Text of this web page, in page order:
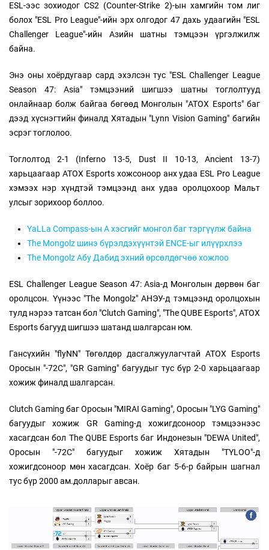
ESL-ээс зохиодог CS2 (Counter-Strike 2)-ын хамгийн том лиг
болох "ESL Pro League"-ийн эрх олгодог 47 дахь удаагийн "ESL
Challenger League"-ийн Азийн шатны тэмцээн үргэлжилж
байна.
Энэ оны хоёрдугаар сард эхэлсэн тус "ESL Challenger League
Season 47: Asia" тэмцээний шигшээ шатны тоглолтууд
онлайнаар болж байгаа бөгөөд Монголын "ATOX Esports" баг
дээд хүснэгтийн финалд Хятадын "Lynn Vision Gaming" багийн
эсрэг тоглолоо.
Тоглолтод 2-1 (Inferno 13-5, Dust II 10-13, Ancient 13-7)
харьцаагаар ATOX Esports хожсоноор анх удаа ESL Pro League
хэмээх нэр хүндтэй тэмцээнд анх удаа оролцохоор Мальт
улсыг зорихоор боллоо.
YaLLa Compass-ын А хэсгийг монгол баг тэргүүлж байна
The Mongolz шинэ бүрэлдэхүүнтэй ENCE-ыг илүүрхлээ
The Mongolz Абу Дабид эхний өрсөлдөгчөө хожлоо
ESL Challenger League Season 47: Asia-д Монголын дөрвөн баг
оролцсон. Үүнээс "The Mongolz" АНЭУ-д тэмцээнд оролцохын
тулд нэрээ татсан бол "Clutch Gaming", "The QUBE Esports", ATOX
Esports багууд шигшээ шатанд шалгарсан юм.
Гансүхийн "flyNN" Төгөлдөр дасгалжуулагчтай ATOX Esports
Оросын "-72C", "GR Gaming" багуудыг тус бүр 2-0 харьцаагаар
хожиж финалд шалгарсан.
Clutch Gaming баг Оросын "MIRAI Gaming", Оросын "LYG Gaming"
багуудыг хожиж GR Gaming-д хожигдсоноор тэмцээнээс
хасагдсан бол The QUBE Esports баг Индонезын "DEWA United",
Оросын "-72C" багуудыг хожиж Хятадын "TYLOO"-д
хожигдсоноор мөн хасагдсан. Хоёр баг 5-6-р байрын шагнал
тус бүр 2000 ам.долларыг авсан.